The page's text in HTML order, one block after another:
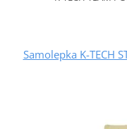
Samolepka K-TECH